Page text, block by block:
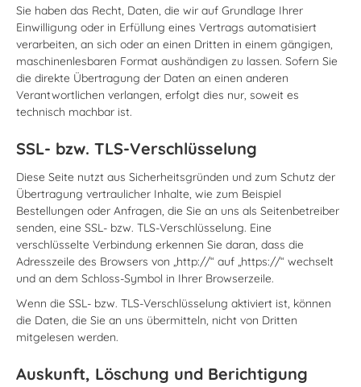
Sie haben das Recht, Daten, die wir auf Grundlage Ihrer
Einwilligung oder in Erfüllung eines Vertrags automatisiert
verarbeiten, an sich oder an einen Dritten in einem gängigen,
maschinenlesbaren Format aushändigen zu lassen. Sofern Sie
die direkte Übertragung der Daten an einen anderen
Verantwortlichen verlangen, erfolgt dies nur, soweit es
technisch machbar ist.
SSL- bzw. TLS-Verschlüsselung
Diese Seite nutzt aus Sicherheitsgründen und zum Schutz der
Übertragung vertraulicher Inhalte, wie zum Beispiel
Bestellungen oder Anfragen, die Sie an uns als Seitenbetreiber
senden, eine SSL- bzw. TLS-Verschlüsselung. Eine
verschlüsselte Verbindung erkennen Sie daran, dass die
Adresszeile des Browsers von „http://“ auf „https://“ wechselt
und an dem Schloss-Symbol in Ihrer Browserzeile.
Wenn die SSL- bzw. TLS-Verschlüsselung aktiviert ist, können
die Daten, die Sie an uns übermitteln, nicht von Dritten
mitgelesen werden.
Auskunft, Löschung und Berichtigung